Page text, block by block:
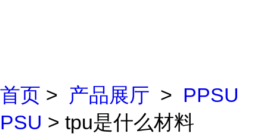
首页 > 产品展厅 > PPSU
PSU > tpu是什么材料